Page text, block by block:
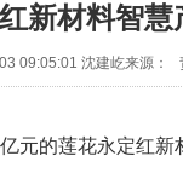
新材料智慧
09:05:01 沈建屹来源：
元的莲花永定红